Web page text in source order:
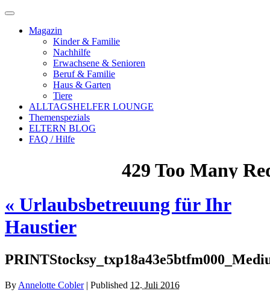
Magazin
Kinder & Familie
Nachhilfe
Erwachsene & Senioren
Beruf & Familie
Haus & Garten
Tiere
ALLTAGSHELFER LOUNGE
Themenspezials
ELTERN BLOG
FAQ / Hilfe
« Urlaubsbetreuung für Ihr
Haustier
By Annelotte Cobler | Published 12. Juli 2016